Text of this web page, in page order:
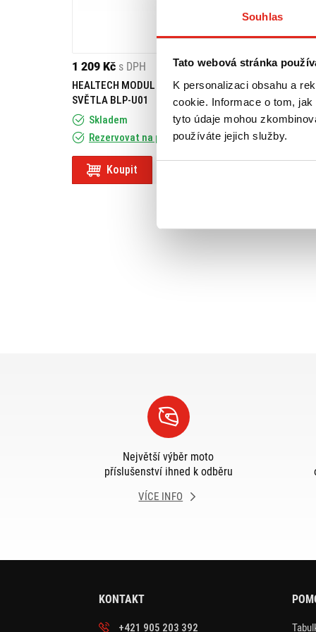
Souhlas
Tato webová stránka
K personalizaci obsahu a
cookie. Informace o tom,
tyto údaje mohou
používáte jejich služby.
1 209 Kč s DPH
HEALTECH MODUL BRZDOVÉHO
SVĚTLA BLP-U01
Skladem
Rezervovat na prodejně
Koupit
2 319 Kč s DPH
GIVI DRŽÁK
TYPHOON 50-
Na objednávku
Největší výběr moto
příslušenství ihned k odběru
VÍCE INFO
KONTAKT
+421 905 203 392